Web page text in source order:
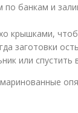
по банкам и
крышками,
заготовки
или спустить